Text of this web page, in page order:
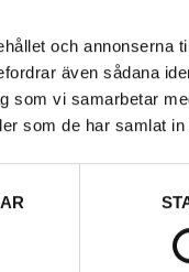
och annonserna
även sådana
som vi samarbetar
som de har samlat